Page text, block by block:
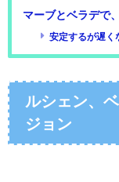
マーブとベラデで
安定するが遅く
ルシェン、
ジョン